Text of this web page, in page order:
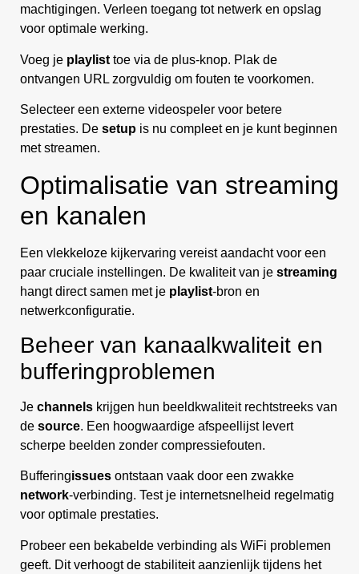
machtigingen. Verleen toegang tot netwerk en opslag
voor optimale werking.
Voeg je playlist toe via de plus-knop. Plak de
ontvangen URL zorgvuldig om fouten te voorkomen.
Selecteer een externe videospeler voor betere
prestaties. De setup is nu compleet en je kunt beginnen
met streamen.
Optimalisatie van streaming
en kanalen
Een vlekkeloze kijkervaring vereist aandacht voor een
paar cruciale instellingen. De kwaliteit van je streaming
hangt direct samen met je playlist-bron en
netwerkconfiguratie.
Beheer van kanaalkwaliteit en
bufferingproblemen
Je channels krijgen hun beeldkwaliteit rechtstreeks van
de source. Een hoogwaardige afspeellijst levert
scherpe beelden zonder compressiefouten.
Bufferingissues ontstaan vaak door een zwakke
network-verbinding. Test je internetsnelheid regelmatig
voor optimale prestaties.
Probeer een bekabelde verbinding als WiFi problemen
geeft. Dit verhoogt de stabiliteit aanzienlijk tijdens het